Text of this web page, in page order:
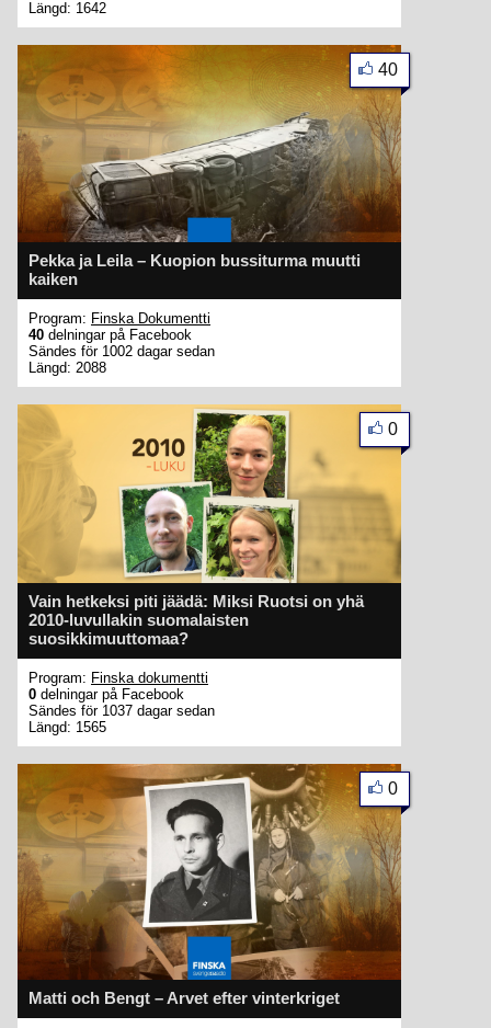
Längd: 1642
Pekka ja Leila – Kuopion bussiturma muutti
kaiken
40
Program: Finska Dokumentti
40 delningar på Facebook
Sändes för 1002 dagar sedan
Längd: 2088
Vain hetkeksi piti jäädä: Miksi Ruotsi on yhä
2010-luvullakin suomalaisten
suosikkimuuttomaa?
0
Program: Finska dokumentti
0 delningar på Facebook
Sändes för 1037 dagar sedan
Längd: 1565
Matti och Bengt – Arvet efter vinterkriget
0